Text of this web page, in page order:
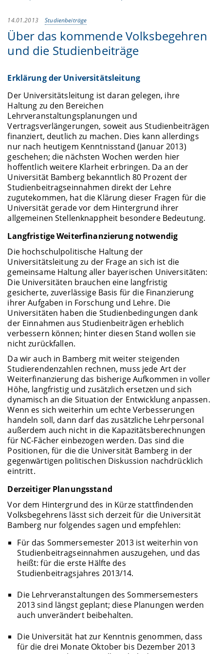
14.01.2013 Studienbeiträge
Über das kommende Volksbegehren
und die Studienbeiträge
Erklärung der Universitätsleitung
Der Universitätsleitung ist daran gelegen, ihre
Haltung zu den Bereichen
Lehrveranstaltungsplanungen und
Vertragsverlängerungen, soweit aus Studienbeiträgen
finanziert, deutlich zu machen. Dies kann allerdings
nur nach heutigem Kenntnisstand (Januar 2013)
geschehen; die nächsten Wochen werden hier
hoffentlich weitere Klarheit erbringen. Da an der
Universität Bamberg bekanntlich 80 Prozent der
Studienbeitragseinnahmen direkt der Lehre
zugutekommen, hat die Klärung dieser Fragen für die
Universität gerade vor dem Hintergrund ihrer
allgemeinen Stellenknappheit besondere Bedeutung.
Langfristige Weiterfinanzierung notwendig
Die hochschulpolitische Haltung der
Universitätsleitung zu der Frage an sich ist die
gemeinsame Haltung aller bayerischen Universitäten:
Die Universitäten brauchen eine langfristig
gesicherte, zuverlässige Basis für die Finanzierung
ihrer Aufgaben in Forschung und Lehre. Die
Universitäten haben die Studienbedingungen dank
der Einnahmen aus Studienbeiträgen erheblich
verbessern können; hinter diesen Stand wollen sie
nicht zurückfallen.
Da wir auch in Bamberg mit weiter steigenden
Studierendenzahlen rechnen, muss jede Art der
Weiterfinanzierung das bisherige Aufkommen in voller
Höhe, langfristig und zusätzlich ersetzen und sich
dynamisch an die Situation der Entwicklung anpassen.
Wenn es sich weiterhin um echte Verbesserungen
handeln soll, dann darf das zusätzliche Lehrpersonal
außerdem auch nicht in die Kapazitätsberechnungen
für NC-Fächer einbezogen werden. Das sind die
Positionen, für die die Universität Bamberg in der
gegenwärtigen politischen Diskussion nachdrücklich
eintritt.
Derzeitiger Planungsstand
Vor dem Hintergrund des in Kürze stattfindenden
Volksbegehrens lässt sich derzeit für die Universität
Bamberg nur folgendes sagen und empfehlen:
Für das Sommersemester 2013 ist weiterhin von
Studienbeitragseinnahmen auszugehen, und das
heißt: für die erste Hälfte des
Studienbeitragsjahres 2013/14.
Die Lehrveranstaltungen des Sommersemesters
2013 sind längst geplant; diese Planungen werden
auch unverändert beibehalten.
Die Universität hat zur Kenntnis genommen, dass
für die drei Monate Oktober bis Dezember 2013